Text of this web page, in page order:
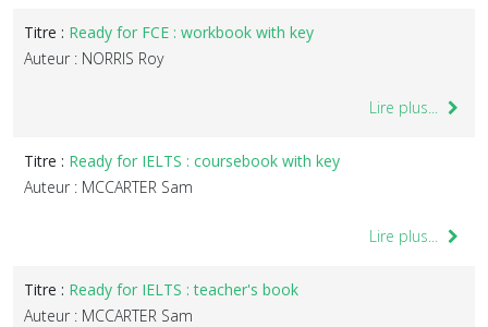
Titre : Ready for FCE : workbook with key
Auteur : NORRIS Roy
Lire plus...
Titre : Ready for IELTS : coursebook with key
Auteur : MCCARTER Sam
Lire plus...
Titre : Ready for IELTS : teacher's book
Auteur : MCCARTER Sam